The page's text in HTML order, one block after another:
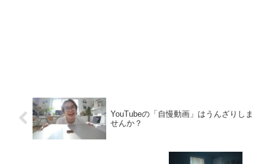
YouTubeの「自慢動画」はうんざりしま
せんか？